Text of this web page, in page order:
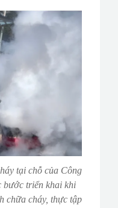
tại chỗ của Công
bước triển khai khi
chữa cháy, thực tập